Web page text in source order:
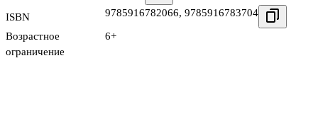
ISBN 9785916782066, 9785916783704
Возрастное
ограничение
6+